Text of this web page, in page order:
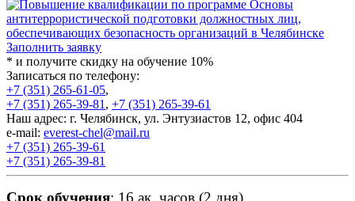
Заполнить заявку
* и получите скидку на обучение 10%
Записаться по телефону:
+7 (351) 265-61-05,
+7 (351) 265-39-81 , +7 (351) 265-39-61
Наш адрес: г. Челябинск, ул. Энтузиастов 12, офис 404
e-mail: everest-chel@mail.ru
+7 (351) 265-39-61
+7 (351) 265-39-81
Срок обучения: 16 ак. часов (2 дня)